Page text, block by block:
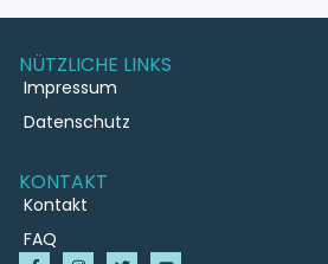
NÜTZLICHE LINKS
Impressum
Datenschutz
KONTAKT
Kontakt
FAQ